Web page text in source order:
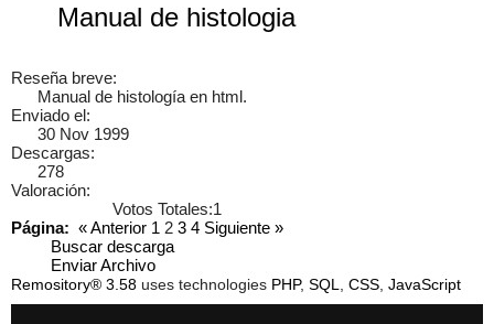
×
Manual de histologia
Reseña breve:
Manual de histología en html.
Enviado el:
30 Nov 1999
Descargas:
278
Valoración:
Votos Totales:1
Página: «Anterior 1 2 3 4 Siguiente »
Buscar descarga
Enviar Archivo
Remository® 3.58 uses technologies PHP, SQL CSS JavaScript